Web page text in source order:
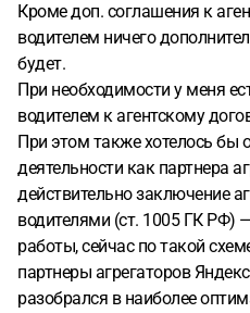
Кроме доп. соглашения к
водителем ничего
будет.
При необходимости у меня
водителем к агентскому
При этом также хотелось бы
деятельности как партнера
действительно заключение
водителями (ст. 1005 ГК РФ)
работы, сейчас по такой
партнеры агрегаторов
разобрался в наиболее